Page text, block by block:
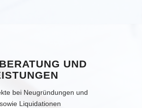
UND
bei Neugründungen und
Liquidationen